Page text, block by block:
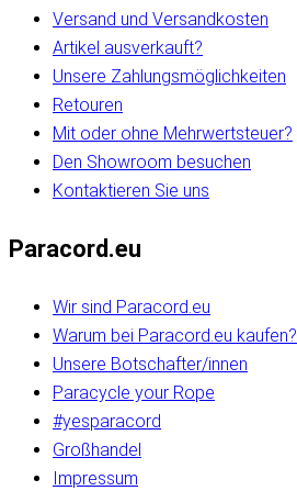
Versand und Versandkosten
Artikel ausverkauft?
Unsere Zahlungsmöglichkeiten
Retouren
Mit oder ohne Mehrwertsteuer?
Den Showroom besuchen
Kontaktieren Sie uns
Paracord.eu
Wir sind Paracord.eu
Warum bei Paracord.eu kaufen?
Unsere Botschafter/innen
Paracycle your Rope
#yesparacord
Großhandel
Impressum